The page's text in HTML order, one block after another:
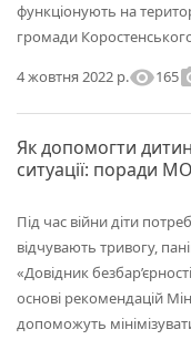
функціонують на
громади
4 жовтня 2022 р.visibility165
Як допомогти
ситуації: поради
Під час війни діти
відчувають тривогу,
«Довідник
основі рекомендацій
допоможуть